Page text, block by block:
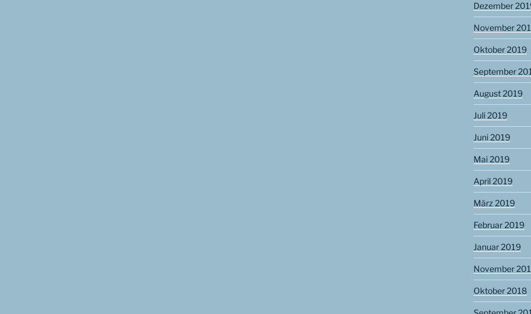
Dezember
November
Oktober 2019
September
August 2019
Juli 2019
Juni 2019
Mai 2019
April 2019
März 2019
Februar 2019
Januar 2019
November
Oktober 2018